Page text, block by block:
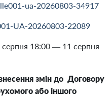
ua-20260803-34917
UA-20260803-22089
серпня 18:00 — 11 серпня
змін до Договору
або іншого